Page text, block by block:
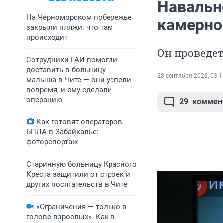
На Черноморском побережье
закрыли пляжи: что там
происходит
Сотрудники ГАИ помогли
доставить в больницу
малыша в Чите — они успели
вовремя, и ему сделали
операцию
Как готовят операторов
БПЛА в Забайкалье:
фоторепортаж
Старинную больницу Красного
Креста защитили от строек и
других посягательств в Чите
«Ограничения — только в
голове взрослых». Как в
Он
28 сентября 2023,
29